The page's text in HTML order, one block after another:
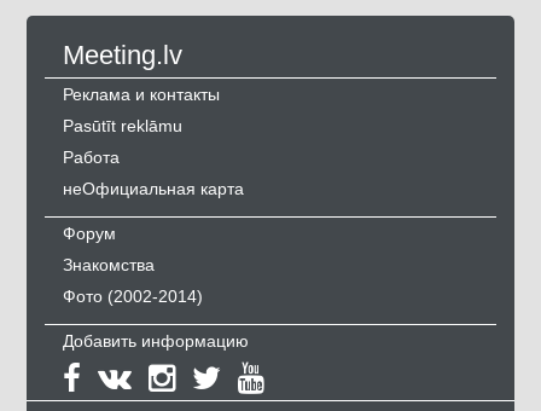
Meeting.lv
Реклама и контакты
Pasūtīt reklāmu
Работа
неОфициальная карта
Форум
Знакомства
Фото (2002-2014)
Добавить информацию